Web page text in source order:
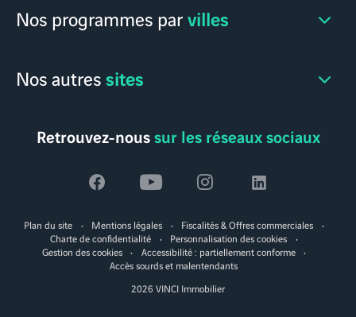
Nos programmes parvilles
Nos autressites
Retrouvez-noussur les réseaux sociaux
Voir
la
page
facebook
Voir
la
page
youtube
Voir
la
page
instagram
Voir
page
linkedin
Plan du site Mentions légales
Fiscalités & Offres commerciales
Charte de confidentialité
Personnalisation des cookies
Gestion des cookies
Accessibilité : partiellement conforme
Accès sourds et malentendants
2026 VINCI Immobilier